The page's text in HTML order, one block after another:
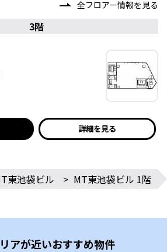
全フロアー情報を見る
3階
詳細を見る
東池袋ビル > MT東池袋ビル 1階
アが近いおすすめ物件